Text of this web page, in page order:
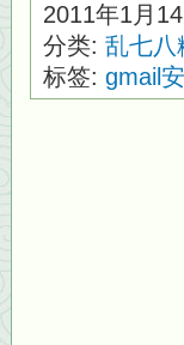
2011年1月
分类: 乱七八
标签: gmail